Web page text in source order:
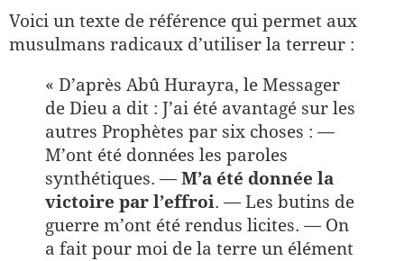
Voici un texte de référence qui permet aux
musulmans radicaux d’utiliser la terreur :
« D’après Abû Hurayra, le Messager
de Dieu a dit : J’ai été avantagé sur les
autres Prophètes par six choses : —
M’ont été données les paroles
synthétiques. — M’a été donnée la
victoire par l’effroi. — Les butins de
guerre m’ont été rendus licites. — On
a fait pour moi de la terre un élément